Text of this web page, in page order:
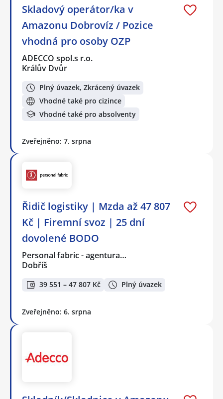
Skladový operátor/ka v
Amazonu Dobrovíz / Pozice
vhodná pro osoby OZP
ADECCO spol.s r.o.
Králův Dvůr
Plný úvazek, Zkrácený úvazek
Vhodné také pro cizince
Vhodné také pro absolventy
Zveřejněno: 7. srpna
Řidič logistiky | Mzda až 47 807
Kč | Firemní svoz | 25 dní
dovolené BODO
Personal fabric - agentura…
Dobříš
39 551 – 47 807 Kč Plný úvazek
Zveřejněno: 6. srpna